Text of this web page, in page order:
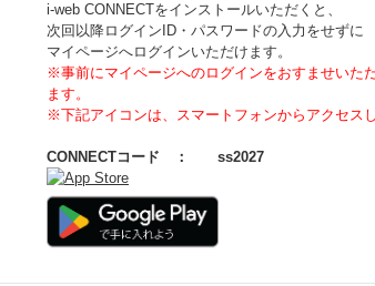
i-web CONNECTをインストールいただくと、
次回以降ログインID・パスワードの入力をせずに
マイページへログインいただけます。
※事前にマイページへのログインをおすませいた
ます。
※下記アイコンは、スマートフォンからアクセス
CONNECTコード ： ss2027